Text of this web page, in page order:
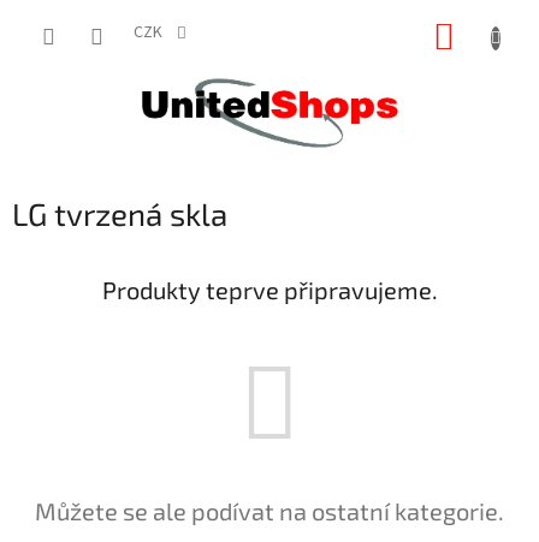
CZK
LG tvrzená skla
Produkty teprve připravujeme.
Můžete se ale podívat na ostatní kategorie.